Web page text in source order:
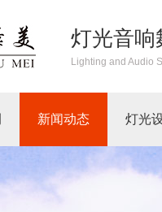
灯光音响
Lighting and Audio
新闻动态 灯光